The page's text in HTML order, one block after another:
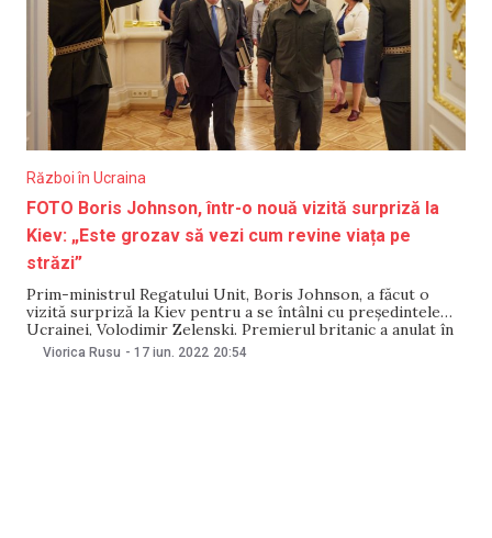
Război în Ucraina
FOTO Boris Johnson, într-o nouă vizită surpriză la
Kiev: „Este grozav să vezi cum revine viața pe
străzi”
Prim-ministrul Regatului Unit, Boris Johnson, a făcut o
vizită surpriză la Kiev pentru a se întâlni cu președintele
Ucrainei, Volodimir Zelenski. Premierul britanic a anulat în
ultimul moment o vizită planificată la un summit de la
Viorica Rusu - 17 iun. 2022 20:54